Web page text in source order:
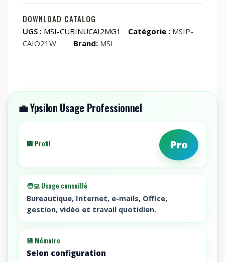
/
Intel
SOC
/
258V
Integrated
32GBembedded
1TB
SSD
/
DOWNLOAD CATALOG
UGS : MSI-CUBINUCAI2MG1 Catégorie : MSIP-
CAIO21W
Brand: MSI
💼 Ypsilon Usage Professionnel
🏢 Profil Pro
🧑‍💻 Usage conseillé
Bureautique, Internet, e-mails, Office,
gestion, vidéo et travail quotidien.
💾 Mémoire
Selon configuration